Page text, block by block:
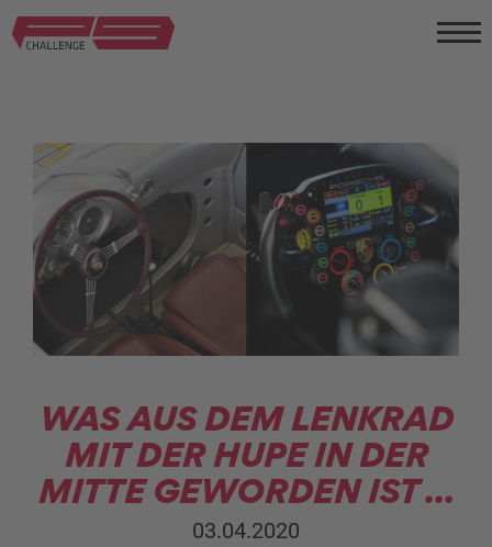
WAS AUS DEM LENKRAD
MIT DER HUPE IN DER
MITTE GEWORDEN IST ...
03.04.2020